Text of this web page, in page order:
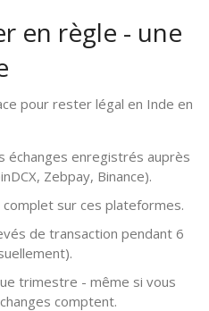
en règle - une
pour rester légal en Inde en
échanges enregistrés auprès
Zebpay, Binance).
sur ces plateformes.
de transaction pendant 6
trimestre - même si vous
comptent.